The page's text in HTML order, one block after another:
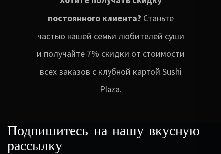
постоянного клиента? Станьте
частью нашей семьи любителей суши
и получайте 7% скидки от стоимости
всех заказов с клубной картой Sushi
Plaza.
Подпишитесь на нашу вкусную
рассылку